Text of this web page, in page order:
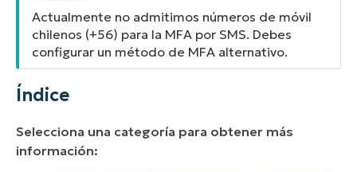
Actualmente no admitimos números de móvil
chilenos (+56) para la MFA por SMS. Debes
configurar un método de MFA alternativo.
Índice
Selecciona una categoría para obtener más
información: